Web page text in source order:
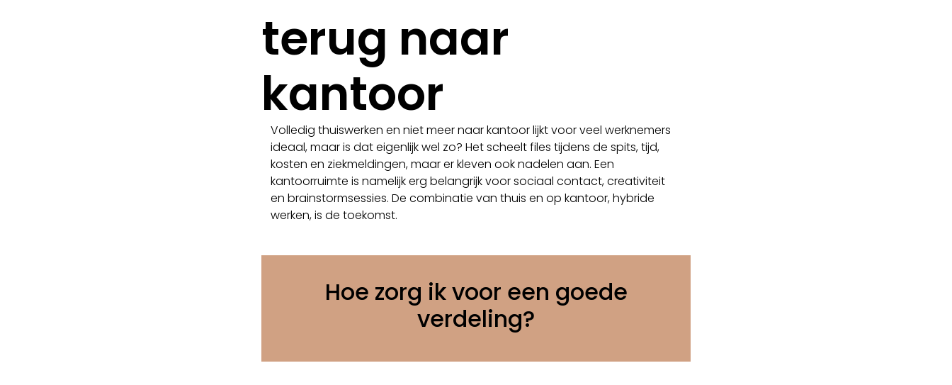
terug naar
kantoor
Volledig thuiswerken en niet meer naar kantoor lijkt voor veel werknemers
ideaal, maar is dat eigenlijk wel zo? Het scheelt files tijdens de spits, tijd,
kosten en ziekmeldingen, maar er kleven ook nadelen aan. Een
kantoorruimte is namelijk erg belangrijk voor sociaal contact, creativiteit
en brainstormsessies. De combinatie van thuis en op kantoor, hybride
werken, is de toekomst.
Hoe zorg ik voor een goede
verdeling?